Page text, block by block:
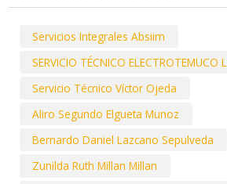
Servicios Integrales Absiim
SERVICIO TÉCNICO ELECTROTEMUCO
Servicio Técnico Víctor Ojeda
Aliro Segundo Elgueta Munoz
Bernardo Daniel Lazcano Sepulveda
Zunilda Ruth Millan Millan